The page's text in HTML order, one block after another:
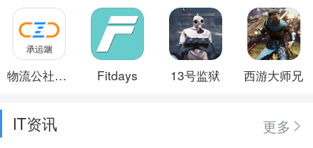
物流公社承运商 Fitdays 13号监狱 西游大师兄
IT资讯
更多